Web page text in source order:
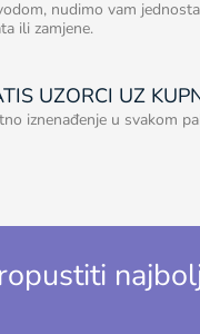
nudimo vam
ili zamjene.
UZORCI UZ
iznenađenje u svakom